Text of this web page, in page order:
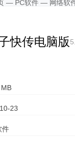
— PC软件 — 网络软
快传电脑版
23
件